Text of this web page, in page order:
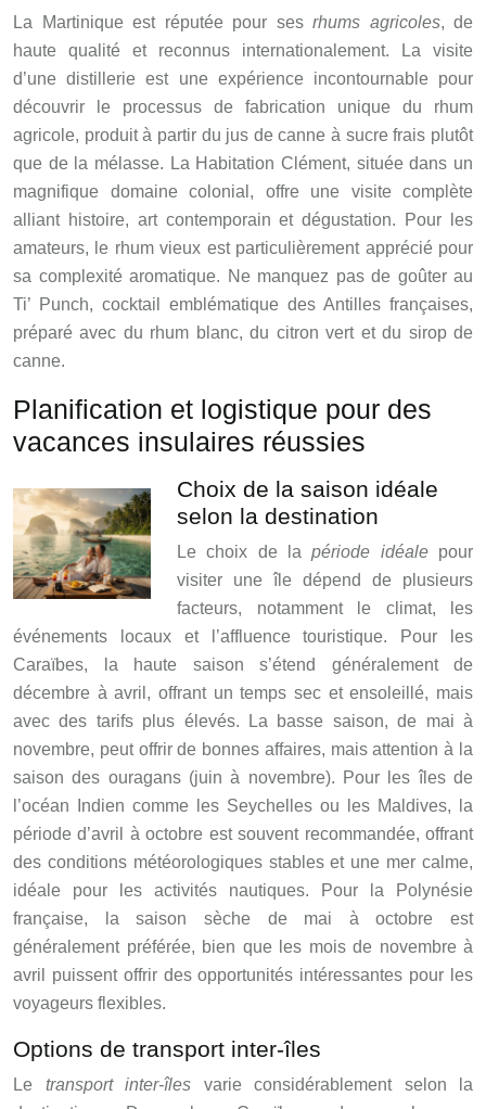
La Martinique est réputée pour ses rhums agricoles, de
haute qualité et reconnus internationalement. La visite
d’une distillerie est une expérience incontournable pour
découvrir le processus de fabrication unique du rhum
agricole, produit à partir du jus de canne à sucre frais plutôt
que de la mélasse. La Habitation Clément, située dans un
magnifique domaine colonial, offre une visite complète
alliant histoire, art contemporain et dégustation. Pour les
amateurs, le rhum vieux est particulièrement apprécié pour
sa complexité aromatique. Ne manquez pas de goûter au
Ti’ Punch, cocktail emblématique des Antilles françaises,
préparé avec du rhum blanc, du citron vert et du sirop de
canne.
Planification et logistique pour des
vacances insulaires réussies
Choix de la saison idéale
selon la destination
Le choix de lapériode idéalepour
visiter une île dépend de plusieurs
facteurs, notamment le climat, les
événements locaux et l’affluence touristique. Pour les
Caraïbes, la haute saison s’étend généralement de
décembre à avril, offrant un temps sec et ensoleillé, mais
avec des tarifs plus élevés. La basse saison, de mai à
novembre, peut offrir de bonnes affaires, mais attention à la
saison des ouragans (juin à novembre). Pour les îles de
l’océan Indien comme les Seychelles ou les Maldives, la
période d’avril à octobre est souvent recommandée, offrant
des conditions météorologiques stables et une mer calme,
idéale pour les activités nautiques. Pour la Polynésie
française, la saison sèche de mai à octobre est
généralement préférée, bien que les mois de novembre à
avril puissent offrir des opportunités intéressantes pour les
voyageurs flexibles.
Options de transport inter-îles
Le transport inter-îles varie considérablement selon la